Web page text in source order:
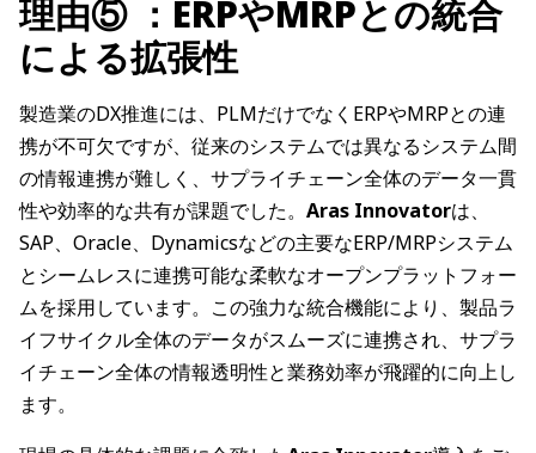
理由⑤ ：ERPやMRPとの統合
による拡張性
製造業のDX推進には、PLMだけでなくERPやMRPとの連
携が不可欠ですが、従来のシステムでは異なるシステム間
の情報連携が難しく、サプライチェーン全体のデータ一貫
性や効率的な共有が課題でした。 Aras Innovatorは、
SAP、Oracle、Dynamicsなどの主要なERP/MRPシステム
とシームレスに連携可能な柔軟なオープンプラットフォー
ムを採用しています。この強力な統合機能により、製品ラ
イフサイクル全体のデータがスムーズに連携され、サプラ
イチェーン全体の情報透明性と業務効率が飛躍的に向上し
ます。